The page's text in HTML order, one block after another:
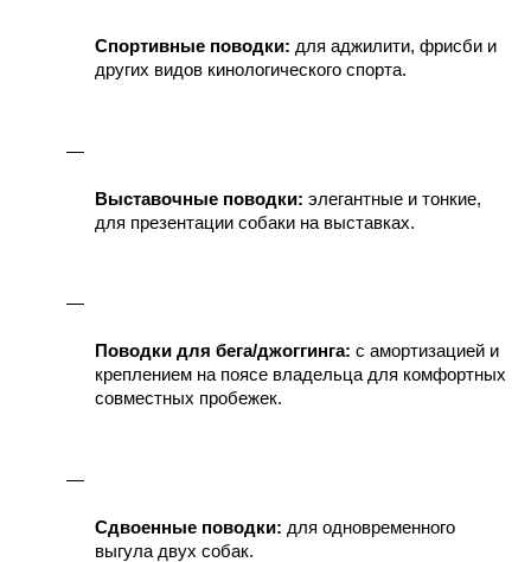
Спортивные поводки: для аджилити, фрисби и
других видов кинологического спорта.
Выставочные поводки: элегантные и тонкие,
для презентации собаки на выставках.
Поводки для бега/джоггинга: с амортизацией и
креплением на поясе владельца для комфортных
совместных пробежек.
Сдвоенные поводки: для одновременного
выгула двух собак.